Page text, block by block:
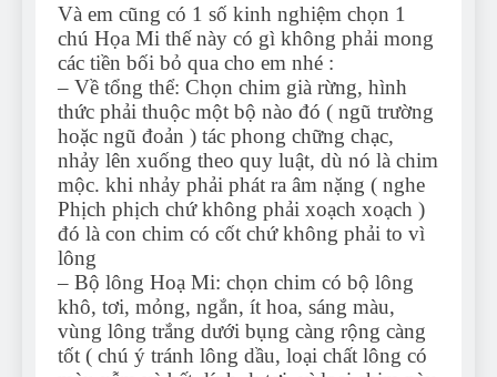
Và em cũng có 1 số kinh nghiệm chọn 1
chú Họa Mi thế này có gì không phải mong
các tiền bối bỏ qua cho em nhé :
– Về tổng thể: Chọn chim già rừng, hình
thức phải thuộc một bộ nào đó ( ngũ trường
hoặc ngũ đoản ) tác phong chững chạc,
nhảy lên xuống theo quy luật, dù nó là chim
mộc. khi nhảy phải phát ra âm nặng ( nghe
Phịch phịch chứ không phải xoạch xoạch )
đó là con chim có cốt chứ không phải to vì
lông
– Bộ lông Hoạ Mi: chọn chim có bộ lông
khô, tơi, mỏng, ngắn, ít hoa, sáng màu,
vùng lông trắng dưới bụng càng rộng càng
tốt ( chú ý tránh lông dầu, loại chất lông có